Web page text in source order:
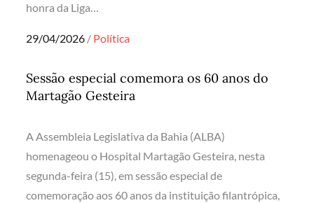
honra da Liga…
Posted
29/04/2026 Política
Sessão especial comemora os 60 anos do
Martagão Gesteira
A Assembleia Legislativa da Bahia (ALBA)
homenageou o Hospital Martagão Gesteira, nesta
segunda-feira (15), em sessão especial de
comemoração aos 60 anos da instituição filantrópica,